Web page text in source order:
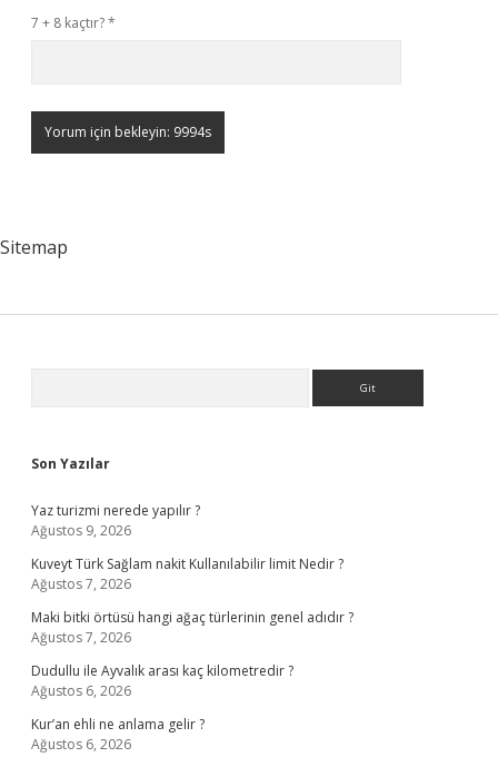
7 + 8 kaçtır?*
Sitemap
Son Yazılar
Yaz turizmi nerede yapılır ?
Ağustos 9, 2026
Kuveyt Türk Sağlam nakit Kullanılabilir limit Nedir ?
Ağustos 7, 2026
Maki bitki örtüsü hangi ağaç türlerinin genel adıdır ?
Ağustos 7, 2026
Dudullu ile Ayvalık arası kaç kilometredir ?
Ağustos 6, 2026
Kur’an ehli ne anlama gelir ?
Ağustos 6, 2026